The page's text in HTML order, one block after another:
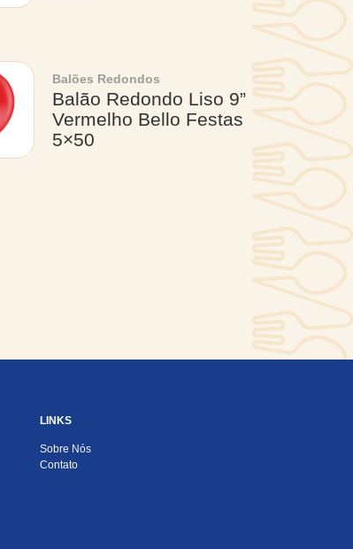
Balões Redondos
Balão Redondo Liso 9”
Vermelho Bello Festas
5×50
LINKS
Sobre Nós
Contato